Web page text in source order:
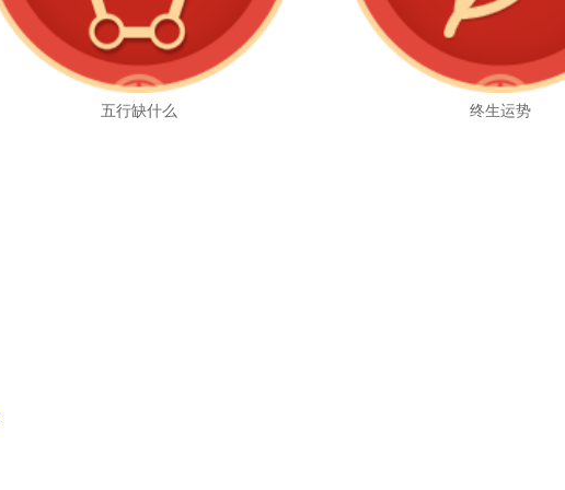
五行缺什么 终生运势